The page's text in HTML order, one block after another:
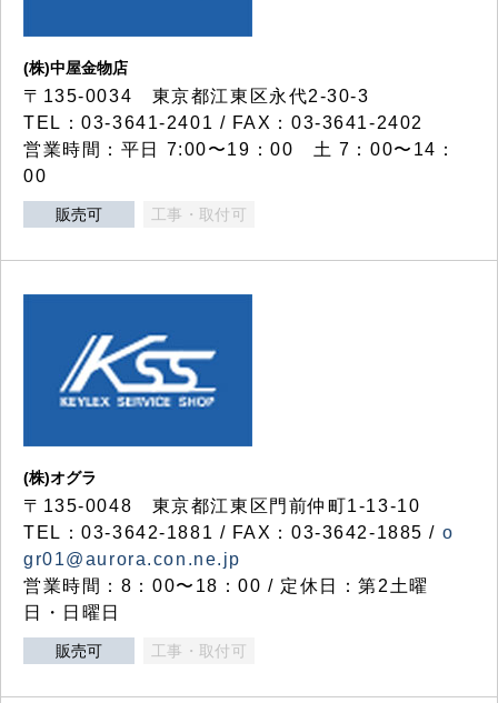
(株)中屋金物店
〒135-0034 東京都江東区永代2-30-3
TEL：03-3641-2401 / FAX：03-3641-2402
営業時間：平日 7:00〜19：00 土 7：00〜14：
00
販売可 工事・取付可
(株)オグラ
〒135-0048 東京都江東区門前仲町1-13-10
TEL：03-3642-1881 / FAX：03-3642-1885 / o
gr01@aurora.con.ne.jp
営業時間：8：00〜18：00 / 定休日：第2土曜
日・日曜日
販売可 工事・取付可